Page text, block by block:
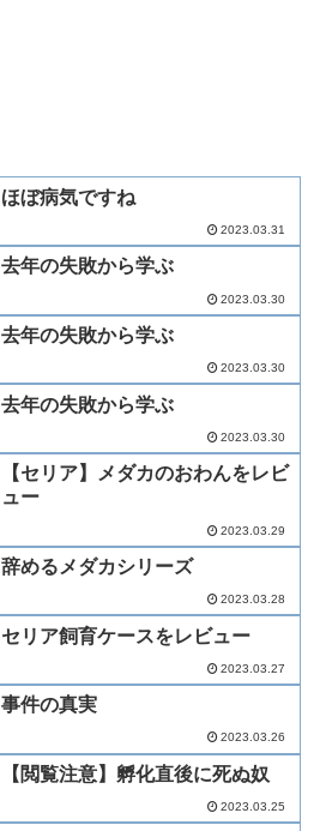
ほぼ病気ですね
2023.03.31
去年の失敗から学ぶ
2023.03.30
去年の失敗から学ぶ
2023.03.30
去年の失敗から学ぶ
2023.03.30
【セリア】メダカのおわんをレビ
ュー
2023.03.29
辞めるメダカシリーズ
2023.03.28
セリア飼育ケースをレビュー
2023.03.27
事件の真実
2023.03.26
【閲覧注意】孵化直後に死ぬ奴
2023.03.25